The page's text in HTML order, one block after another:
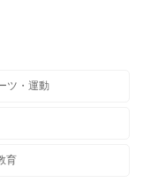
ツ・運動
育